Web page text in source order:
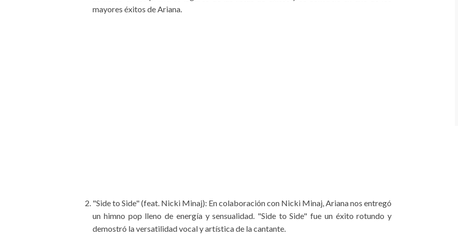
mayores éxitos de Ariana.
"Side to Side" (feat. Nicki Minaj): En colaboración con Nicki Minaj, Ariana nos entregó
un himno pop lleno de energía y sensualidad. "Side to Side" fue un éxito rotundo y
demostró la versatilidad vocal y artística de la cantante.